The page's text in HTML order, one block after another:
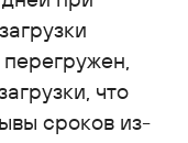
что
сроков из-